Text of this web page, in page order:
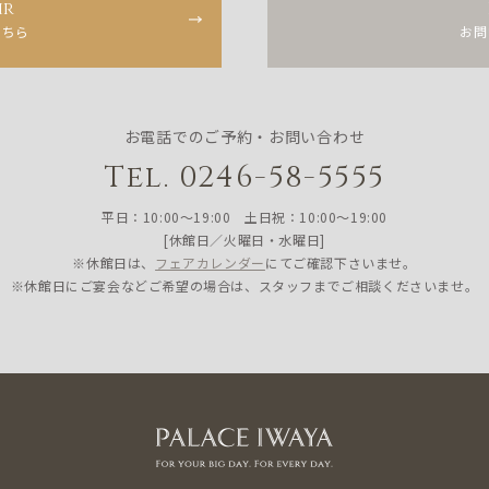
ら お
お電話でのご予約・お問い合わせ
Tel. 0246-58-5555
平日：10:00〜19:00 土日祝：10:00〜19:00
[休館日／火曜日・水曜日]
※休館日は、 フェアカレンダーにてご確認下さいませ。
※休館日にご宴会などご希望の場合は、スタッフまでご相談くださいませ。